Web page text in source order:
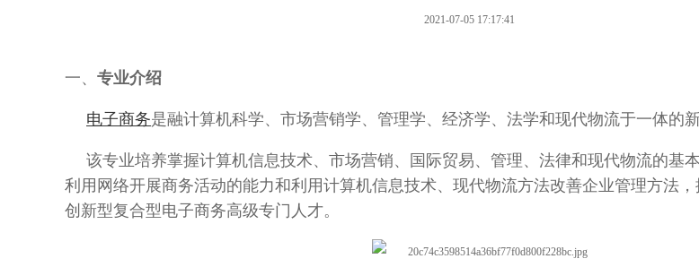
2021-07-05 17:17:41
一、 专业介绍
电子商务是融计算机科学、市场营销学、管理学、经济学、法学和现代物流于一体的新
该专业培养掌握计算机信息技术、市场营销、国际贸易、管理、法律和现代物流的基
利用网络开展商务活动的能力和利用计算机信息技术、现代物流方法改善企业管理方法
创新型复合型电子商务高级专门人才。